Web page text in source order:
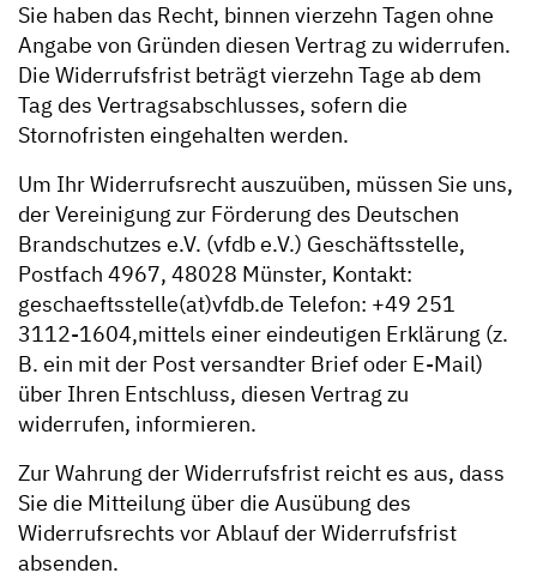
Sie haben das Recht, binnen vierzehn Tagen ohne
Angabe von Gründen diesen Vertrag zu widerrufen.
Die Widerrufsfrist beträgt vierzehn Tage ab dem
Tag des Vertragsabschlusses, sofern die
Stornofristen eingehalten werden.
Um Ihr Widerrufsrecht auszuüben, müssen Sie uns,
der Vereinigung zur Förderung des Deutschen
Brandschutzes e.V. (vfdb e.V.) Geschäftsstelle,
Postfach 4967, 48028 Münster, Kontakt:
geschaeftsstelle(at)vfdb.de Telefon: +49 251
3112-1604,mittels einer eindeutigen Erklärung (z.
B. ein mit der Post versandter Brief oder E-Mail)
über Ihren Entschluss, diesen Vertrag zu
widerrufen, informieren.
Zur Wahrung der Widerrufsfrist reicht es aus, dass
Sie die Mitteilung über die Ausübung des
Widerrufsrechts vor Ablauf der Widerrufsfrist
absenden.